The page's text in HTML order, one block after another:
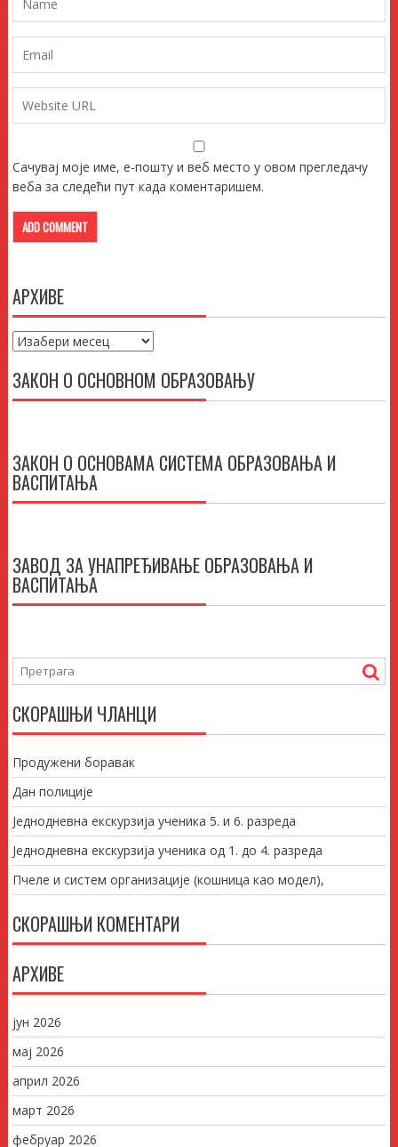
Сачувај моје име, е-пошту и веб место у овом прегледачу
веба за следећи пут када коментаришем.
АРХИВЕ
Архиве
ЗАКОН О ОСНОВНОМ ОБРАЗОВАЊУ
ЗАКОН О ОСНОВАМА СИСТЕМА ОБРАЗОВАЊА И
ВАСПИТАЊА
ЗАВОД ЗА УНАПРЕЂИВАЊЕ ОБРАЗОВАЊА И
ВАСПИТАЊА
СКОРАШЊИ ЧЛАНЦИ
Продужени боравак
Дан полиције
Једнодневна екскурзија ученика 5. и 6. разреда
Једнодневна екскурзија ученика од 1. до 4. разреда
Пчеле и систем организације (кошница као модел),
СКОРАШЊИ КОМЕНТАРИ
АРХИВЕ
јун 2026
мај 2026
април 2026
март 2026
фебруар 2026